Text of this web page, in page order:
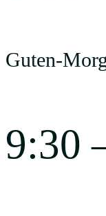
Guten-
9:30